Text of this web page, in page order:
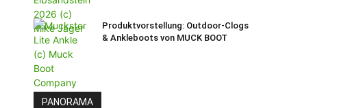
Produktvorstellung: Outdoor-Clogs
& Ankleboots von MUCK BOOT
PANORAMA